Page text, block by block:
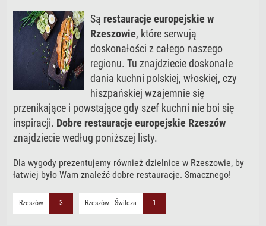
Są restauracje europejskie w
Rzeszowie, które serwują
doskonałości z całego naszego
regionu. Tu znajdziecie doskonałe
dania kuchni polskiej, włoskiej, czy
hiszpańskiej wzajemnie się
przenikające i powstające gdy szef kuchni nie boi się
inspiracji. Dobre restauracje europejskie Rzeszów
znajdziecie według poniższej listy.
Dla wygody prezentujemy również dzielnice w Rzeszowie, by
łatwiej było Wam znaleźć dobre restauracje. Smacznego!
Rzeszów 3 Rzeszów - Świlcza 1